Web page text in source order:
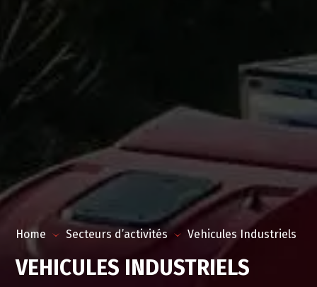
Home Secteurs d’activités Vehicules Industriels
VEHICULES INDUSTRIELS